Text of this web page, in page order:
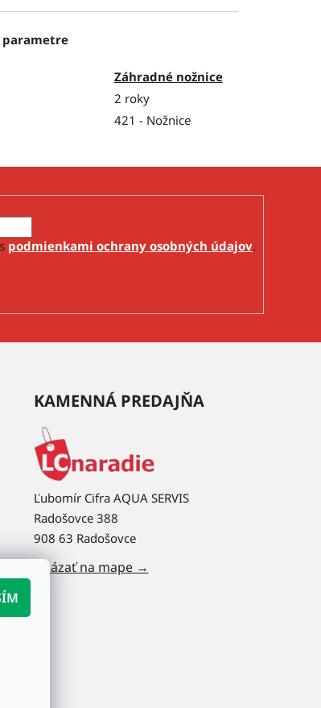
parametre
Záhradné nožnice
2 roky
421 - Nožnice
podmienkami ochrany osobných údajov.
KAMENNÁ PREDAJŇA
Ľubomír Cifra AQUA SERVIS
Radošovce 388
908 63 Radošovce
Ukázať na mape →